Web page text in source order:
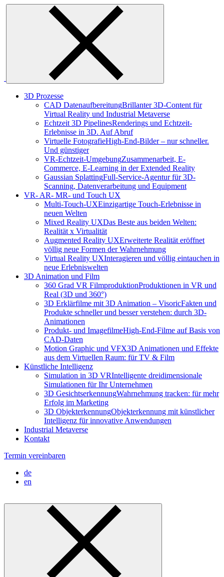
Skip
3D Prozesse
CAD DatenaufbereitungBrillanter 3D-Content für
Virtual Reality und Industrial Metaverse
Echtzeit 3D PipelinesRenderings und Echtzeit-
Erlebnisse in 3D. Auf Abruf
Virtuelle FotografieHigh-End-Bilder – nur schneller.
Und günstiger
VR-Echtzeit-UmgebungZusammenarbeit, E-
Commerce, E-Learning in der Extended Reality
Gaussian SplattingFull-Service-Agentur für 3D-
Scanning, Datenverarbeitung und Equipment
VR- AR- MR- und Touch UX
Multi-Touch-UXEinzigartige Touch-Erlebnisse in
neuen Welten
Mixed Reality UXDas Beste aus beiden Welten:
Realität x Virtualität
Augmented Reality UXErweiterte Realität eröffnet
völlig neue Formen der Wahrnehmung
Virtual Reality UXInteragieren und völlig eintauchen in
neue Erlebniswelten
3D Animation und Film
360 Grad VR FilmproduktionProduktionen in VR und
Real (3D und 360°)
3D Erklärfilme mit 3D Animation – VisoricFakten und
Produkte schneller und besser verstehen: durch 3D-
Animationen
Produkt- und ImagefilmeHigh-End-Filme auf Basis von
CAD-Daten
Motion Graphic und VFX3D Animationen und Effekte
aus dem Virtuellen Raum: für TV & Film
Künstliche Intelligenz
Simulation in 3D VRIntelligente dreidimensionale
Simulationen für Ihr Unternehmen
3D GesichtserkennungWahrnehmung tracken: für mehr
Erfolg im Marketing
3D ObjekterkennungObjekterkennung mit künstlicher
Intelligenz für innovative Anwendungen
Industrial Metaverse
Kontakt
Termin vereinbaren
de
en